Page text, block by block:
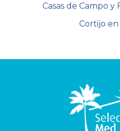
Casas de Campo y
Cortijo